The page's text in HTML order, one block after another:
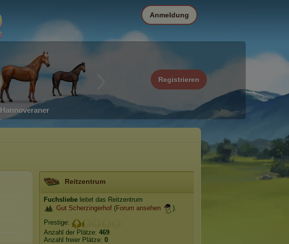
Hannoveraner
Registrieren
Anmeldung
Reitzentrum
Fuchsliebe leitet das Reitzentrum
Gut Scherzingerhof (Forum ansehen
).
Prestige:
Anzahl der Plätze: 469
Anzahl freier Plätze: 0